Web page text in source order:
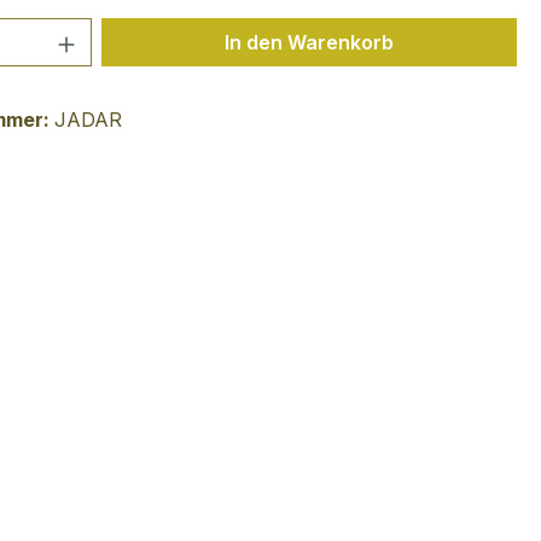
Anzahl: Gib den gewünschten Wert
In den Warenkorb
JADAR